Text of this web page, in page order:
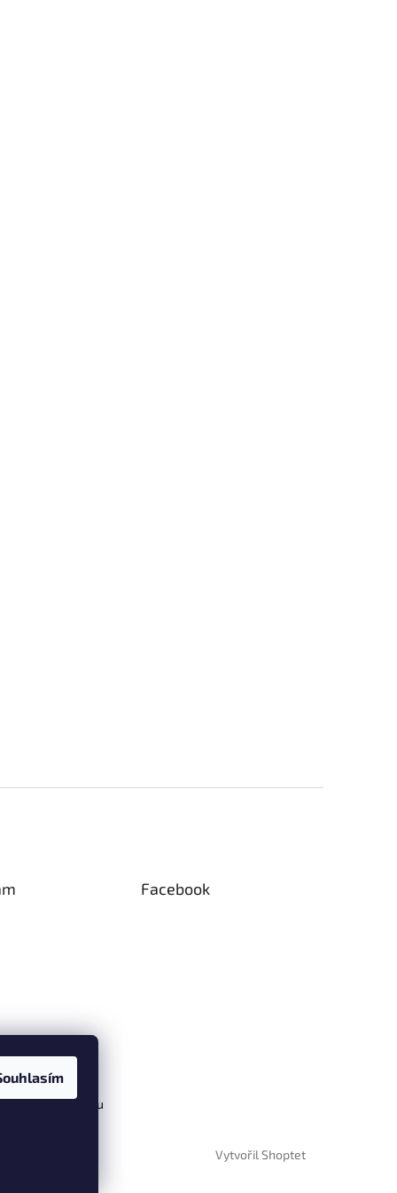
na Instagramu
Facebook
Vytvořil Shoptet